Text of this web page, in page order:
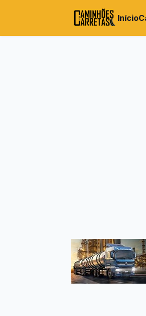
Início